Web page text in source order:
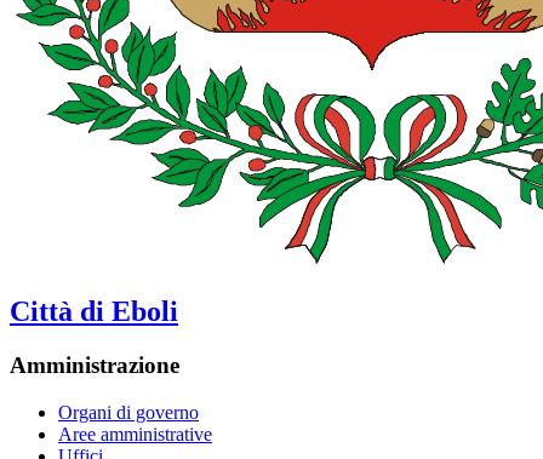
Città di Eboli
Amministrazione
Organi di governo
Aree amministrative